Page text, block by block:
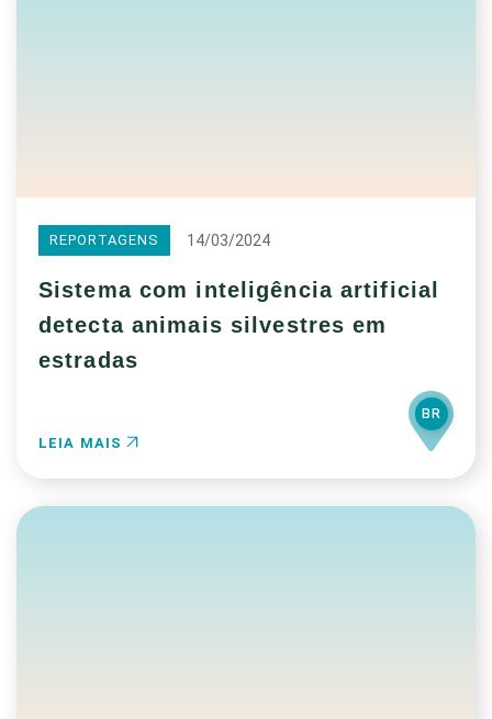
REPORTAGENS 14/03/2024
Sistema com inteligência artificial
detecta animais silvestres em
estradas
LEIA MAIS
BR